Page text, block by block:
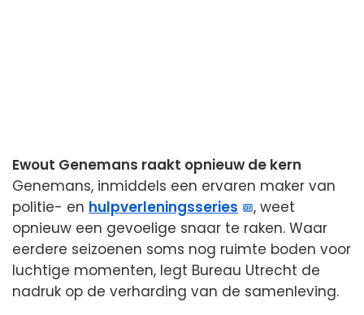
Ewout Genemans raakt opnieuw de kern
Genemans, inmiddels een ervaren maker van
politie- en hulpverleningsseries
, weet
opnieuw een gevoelige snaar te raken. Waar
eerdere seizoenen soms nog ruimte boden voor
luchtige momenten, legt Bureau Utrecht de
nadruk op de verharding van de samenleving.